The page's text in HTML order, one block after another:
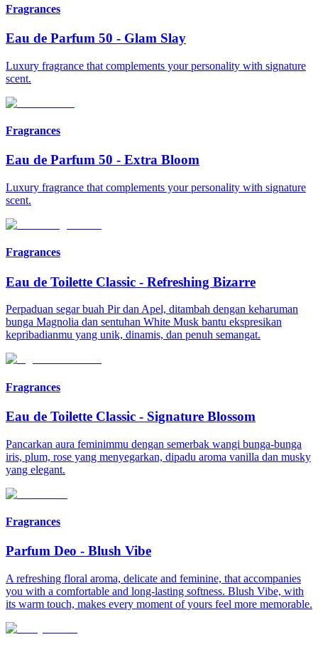
Fragrances
Eau de Parfum 50 - Glam Slay
Luxury fragrance that complements your personality with signature
scent.
Fragrances
Eau de Parfum 50 - Extra Bloom
Luxury fragrance that complements your personality with signature
scent.
Fragrances
Eau de Toilette Classic - Refreshing Bizarre
Perpaduan segar buah Pir dan Apel, ditambah dengan keharuman
bunga Magnolia dan sentuhan White Musk bantu ekspresikan
kepribadianmu yang unik, dinamis, dan penuh semangat.
Fragrances
Eau de Toilette Classic - Signature Blossom
Pancarkan aura feminimmu dengan semerbak wangi bunga-bunga
iris, plum, rose yang menyegarkan, dipadu aroma vanilla dan musky
yang elegant.
Fragrances
Parfum Deo - Blush Vibe
A refreshing floral aroma, delicate and feminine, that accompanies
you with a comfortable and long-lasting softness. Blush Vibe, with
its warm touch, makes every moment of yours feel more memorable.​